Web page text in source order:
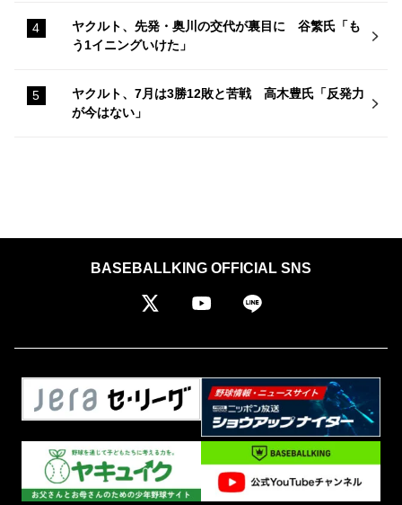
ヤクルト、先発・奥川の交代が裏目に 谷繁氏「も
う1イニングいけた」
ヤクルト、7月は3勝12敗と苦戦 高木豊氏「反発力
が今はない」
BASEBALLKING OFFICIAL SNS